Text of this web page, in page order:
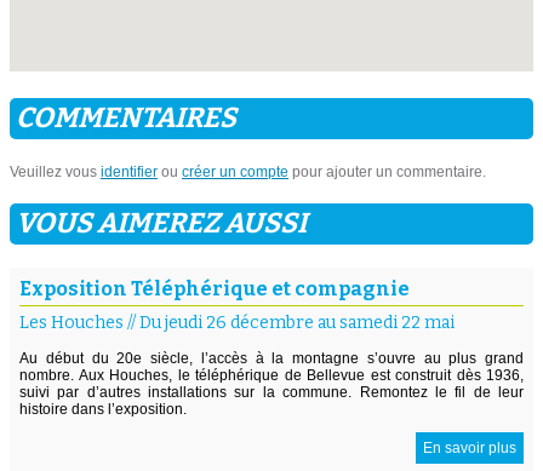
COMMENTAIRES
Veuillez vous identifier ou créer un compte pour ajouter un commentaire.
VOUS AIMEREZ AUSSI
Exposition Téléphérique et compagnie
Les Houches //Du jeudi 26 décembre au samedi 22 mai
Au début du 20e siècle, l’accès à la montagne s’ouvre au plus grand
nombre. Aux Houches, le téléphérique de Bellevue est construit dès 1936,
suivi par d’autres installations sur la commune. Remontez le fil de leur
histoire dans l’exposition.
En savoir plus